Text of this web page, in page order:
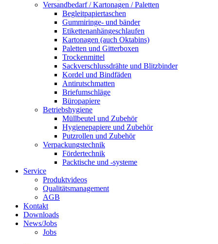
Versandbedarf / Kartonagen / Paletten
Begleitpapiertaschen
Gummiringe- und bänder
Etikettenanhängeschlaufen
Kartonagen (auch Oktabins)
Paletten und Gitterboxen
Trockenmittel
Sackverschlussdrähte und Blitzbinder
Kordel und Bindfäden
Antirutschmatten
Briefumschläge
Büropapiere
Betriebshygiene
Müllbeutel und Zubehör
Hygienepapiere und Zubehör
Putzrollen und Zubehör
Verpackungstechnik
Fördertechnik
Packtische und -systeme
Service
Produktvideos
Qualitätsmanagement
AGB
Kontakt
Downloads
News/Jobs
Jobs